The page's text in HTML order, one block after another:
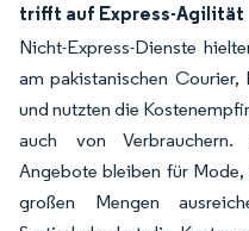
trifft auf Express-Agilität
Nicht-Express-Dienste
am pakistanischen
und nutzten die
auch von Verbrauchern.
Angebote bleiben für
großen Mengen